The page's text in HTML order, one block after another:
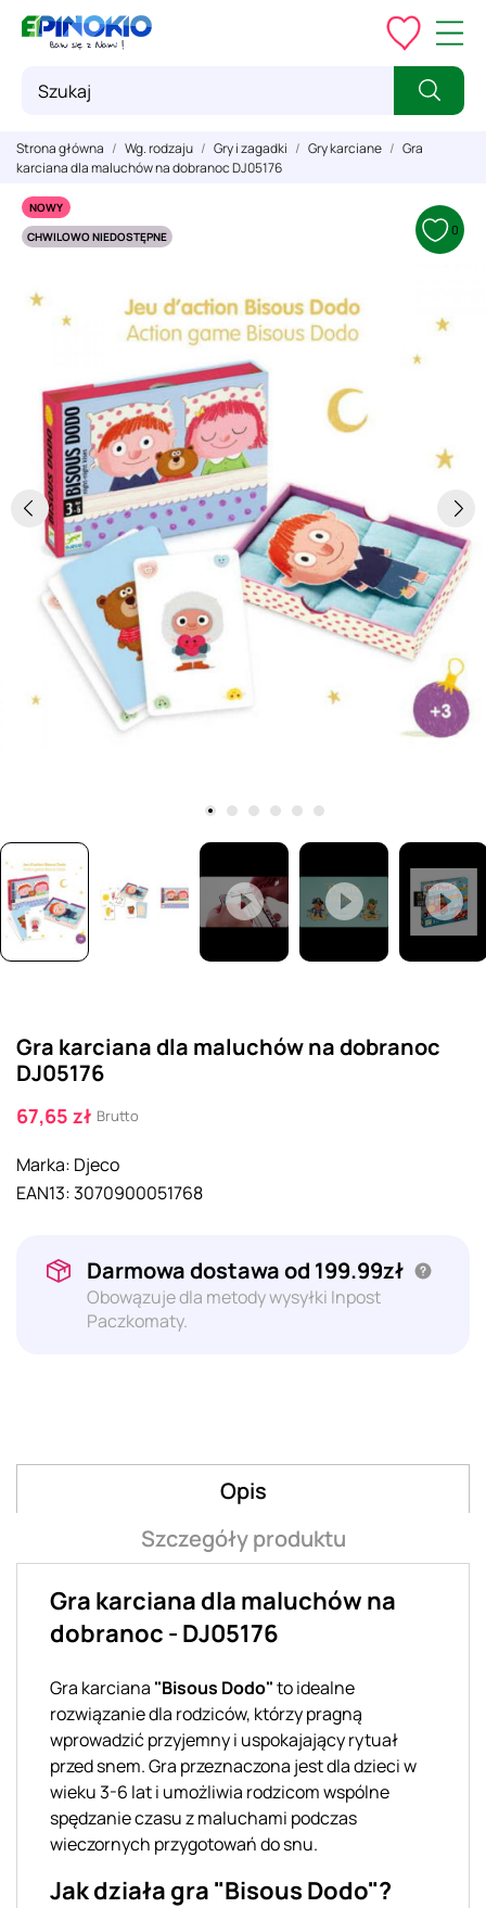
Strona główna Wg. rodzaju Gry i zagadki Gry karciane
Gra
karciana dla maluchów na dobranoc DJ05176
NOWY
CHWILOWO NIEDOSTĘPNE
0
Gra karciana dla maluchów na dobranoc
DJ05176
67,65 zł Brutto
Marka: Djeco
EAN13:3070900051768
Darmowa dostawa od 199.99zł
Obowązuje dla metody wysyłki Inpost
Paczkomaty.
Opis
Szczegóły produktu
Gra karciana dla maluchów na
dobranoc - DJ05176
Gra karciana "Bisous Dodo"to idealne
rozwiązanie dla rodziców, którzy pragną
wprowadzić przyjemny i uspokajający rytuał
przed snem. Gra przeznaczona jest dla dzieci w
wieku 3-6 lat i umożliwia rodzicom wspólne
spędzanie czasu z maluchami podczas
wieczornych przygotowań do snu.
Jak działa gra "Bisous Dodo"?